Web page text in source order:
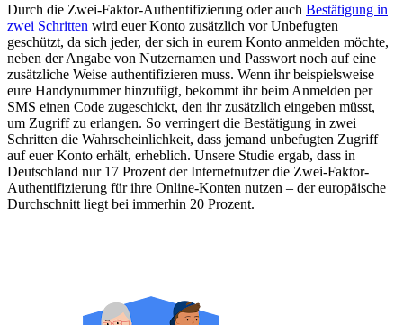
Durch die Zwei-Faktor-Authentifizierung oder auch Bestätigung in
zwei Schritten wird euer Konto zusätzlich vor Unbefugten
geschützt, da sich jeder, der sich in eurem Konto anmelden möchte,
neben der Angabe von Nutzernamen und Passwort noch auf eine
zusätzliche Weise authentifizieren muss. Wenn ihr beispielsweise
eure Handynummer hinzufügt, bekommt ihr beim Anmelden per
SMS einen Code zugeschickt, den ihr zusätzlich eingeben müsst,
um Zugriff zu erlangen. So verringert die Bestätigung in zwei
Schritten die Wahrscheinlichkeit, dass jemand unbefugten Zugriff
auf euer Konto erhält, erheblich. Unsere Studie ergab, dass in
Deutschland nur 17 Prozent der Internetnutzer die Zwei-Faktor-
Authentifizierung für ihre Online-Konten nutzen ‒ der europäische
Durchschnitt liegt bei immerhin 20 Prozent.